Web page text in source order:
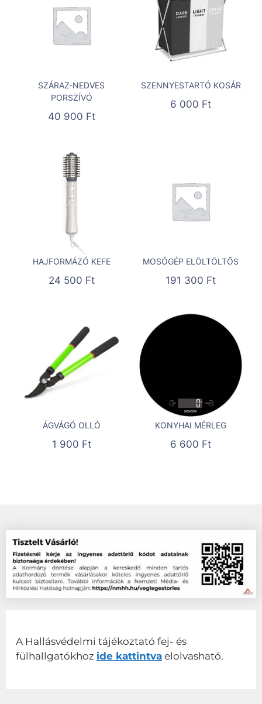
SZÁRAZ-NEDVES
PORSZÍVÓ
40 900 Ft
SZENNYESTARTÓ KOSÁR
6 000 Ft
HAJFORMÁZÓ KEFE
24 500 Ft
MOSÓGÉP ELÖLTÖLTŐS
191 300 Ft
ÁGVÁGÓ OLLÓ
1 900 Ft
KONYHAI MÉRLEG
6 600 Ft
A Hallásvédelmi tájékoztató fej- és
fülhallgatókhoz ide kattintva elolvasható.